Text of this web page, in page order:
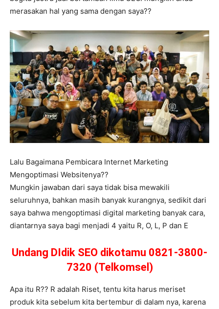
merasakan hal yang sama dengan saya??
Lalu Bagaimana Pembicara Internet Marketing
Mengoptimasi Websitenya??
Mungkin jawaban dari saya tidak bisa mewakili
seluruhnya, bahkan masih banyak kurangnya, sedikit dari
saya bahwa mengoptimasi digital marketing banyak cara,
diantarnya saya bagi menjadi 4 yaitu R, O, L, P dan E
Undang DIdik SEO dikotamu 0821-3800-
7320 (Telkomsel)
Apa itu R?? R adalah Riset, tentu kita harus meriset
produk kita sebelum kita bertembur di dalam nya, karena